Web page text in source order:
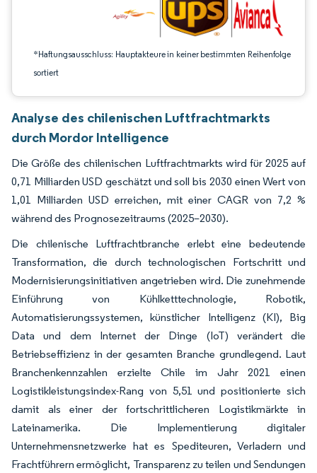
*Haftungsausschluss: Hauptakteure in keiner bestimmten Reihenfolge
sortiert
Analyse des chilenischen Luftfrachtmarkts
durch Mordor Intelligence
Die Größe des chilenischen Luftfrachtmarkts wird für 2025 auf
0,71 Milliarden USD geschätzt und soll bis 2030 einen Wert von
1,01 Milliarden USD erreichen, mit einer CAGR von 7,2 %
während des Prognosezeitraums (2025–2030).
Die chilenische Luftfrachtbranche erlebt eine bedeutende
Transformation, die durch technologischen Fortschritt und
Modernisierungsinitiativen angetrieben wird. Die zunehmende
Einführung von Kühlketttechnologie, Robotik,
Automatisierungssystemen, künstlicher Intelligenz (KI), Big
Data und dem Internet der Dinge (IoT) verändert die
Betriebseffizienz in der gesamten Branche grundlegend. Laut
Branchenkennzahlen erzielte Chile im Jahr 2021 einen
Logistikleistungsindex-Rang von 5,51 und positionierte sich
damit als einer der fortschrittlicheren Logistikmärkte in
Lateinamerika. Die Implementierung digitaler
Unternehmensnetzwerke hat es Spediteuren, Verladern und
Frachtführern ermöglicht, Transparenz zu teilen und Sendungen